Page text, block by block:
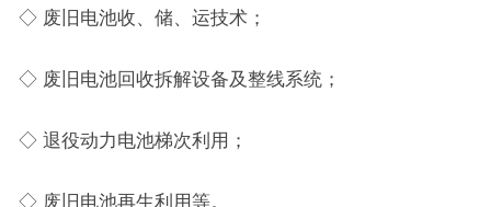
◇ 废旧电池收、储、运技术；
◇ 废旧电池回收拆解设备及整线系统；
◇ 退役动力电池梯次利用；
◇ 废旧电池再生利用等。